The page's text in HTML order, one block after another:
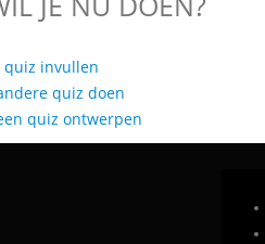
quiz invullen
quiz doen
quiz ontwerpen